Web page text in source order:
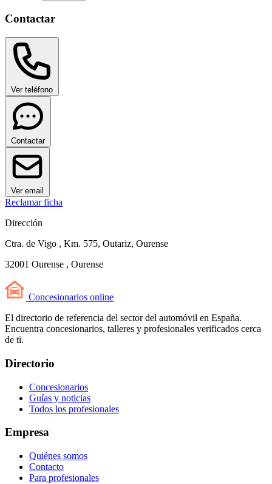
Contactar
Ver teléfono
Contactar
Ver email
Reclamar ficha
Dirección
Ctra. de Vigo , Km. 575, Outariz, Ourense
32001 Ourense , Ourense
Concesionarios online
El directorio de referencia del sector del automóvil en España.
Encuentra concesionarios, talleres y profesionales verificados cerca
de ti.
Directorio
Concesionarios
Guías y noticias
Todos los profesionales
Empresa
Quiénes somos
Contacto
Para profesionales